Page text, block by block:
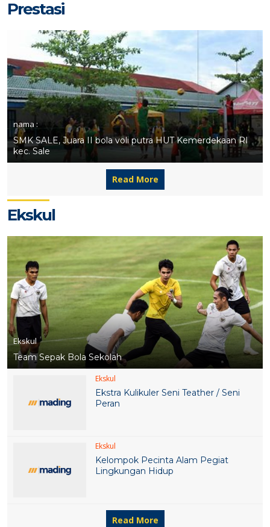
Prestasi
nama :
SMK SALE, Juara II bola voli putra HUT Kemerdekaan RI
kec. Sale
Read More
Ekskul
Ekskul
Team Sepak Bola Sekolah
Ekskul
Ekstra Kulikuler Seni Teather / Seni
Peran
Ekskul
Kelompok Pecinta Alam Pegiat
Lingkungan Hidup
Read More